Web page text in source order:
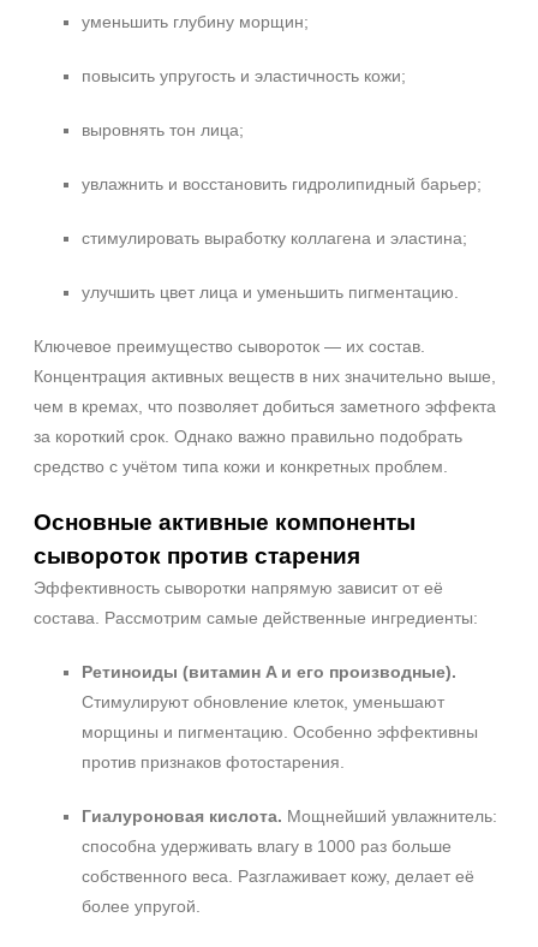
Аминокислоты
Показать еще
Время применения
Ежедневный
Процедура
Биорепарация
Ампула
Флакон
Подборки
Рост волос и алопеция
уменьшить глубину морщин;
повысить упругость и эластичность кожи;
выровнять тон лица;
увлажнить и восстановить гидролипидный барьер;
стимулировать выработку коллагена и эластина;
улучшить цвет лица и уменьшить пигментацию.
Ключевое преимущество сывороток — их состав.
Концентрация активных веществ в них значительно выше,
чем в кремах, что позволяет добиться заметного эффекта
за короткий срок. Однако важно правильно подобрать
средство с учётом типа кожи и конкретных проблем.
Основные активные компоненты
сывороток против старения
Эффективность сыворотки напрямую зависит от её
состава. Рассмотрим самые действенные ингредиенты:
Ретиноиды (витамин A и его производные).
Стимулируют обновление клеток, уменьшают
морщины и пигментацию. Особенно эффективны
против признаков фотостарения.
Гиалуроновая кислота. Мощнейший увлажнитель:
способна удерживать влагу в 1000 раз больше
собственного веса. Разглаживает кожу, делает её
более упругой.